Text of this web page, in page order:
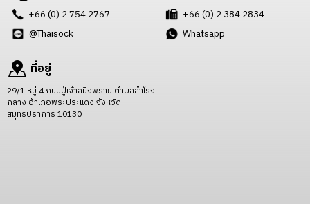
+66 (0) 2 754 2767
+66 (0) 2 384 2834
@Thaisock
Whatsapp
ที่อยู่
29/1 หมู่ 4 ถนนปู่เจ้าสมิงพราย ตำบลสำโรง
กลาง อำเภอพระประแดง จังหวัด
สมุทรปราการ 10130